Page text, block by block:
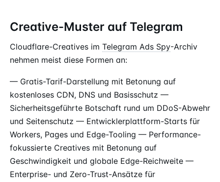
Creative-Muster auf Telegram
Cloudflare-Creatives im Telegram Ads Spy-Archiv
nehmen meist diese Formen an:
— Gratis-Tarif-Darstellung mit Betonung auf
kostenloses CDN, DNS und Basisschutz —
Sicherheitsgeführte Botschaft rund um DDoS-Abwehr
und Seitenschutz — Entwicklerplattform-Starts für
Workers, Pages und Edge-Tooling — Performance-
fokussierte Creatives mit Betonung auf
Geschwindigkeit und globale Edge-Reichweite —
Enterprise- und Zero-Trust-Ansätze für